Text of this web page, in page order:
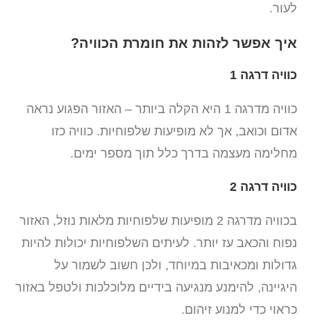
לעור.
איך אפשר לזהות את חומרת הכוויה?
כוויה דרגה 1
כוויה מדרגה 1 היא הקלה ביותר – האזור הפגוע נראה
אדום וכואב, אך לא מופיעות שלפוחיות. כוויה כזו
מחלימה מעצמה בדרך כלל תוך מספר ימים.
כוויה דרגה 2
בכוויה מדרגה 2 מופיעות שלפוחיות מלאות נוזל, האזור
נפוח והכאב עז יותר. לעיתים השלפוחיות יכולות להיות
גדולות ומכאיבות במיוחד, ולכן חשוב לשמור על
היגיינה, להימנע מנגיעה בידיים מלוכלכות ולטפל באזור
כראוי כדי למנוע זיהום.